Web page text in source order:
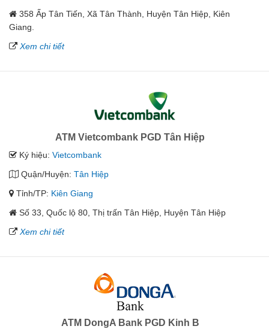
358 Ấp Tân Tiến, Xã Tân Thành, Huyện Tân Hiệp, Kiên
Giang.
Xem chi tiết
ATM Vietcombank PGD Tân Hiệp
Ký hiệu: Vietcombank
Quận/Huyện: Tân Hiệp
Tỉnh/TP: Kiên Giang
Số 33, Quốc lộ 80, Thị trấn Tân Hiệp, Huyện Tân Hiệp
Xem chi tiết
ATM DongA Bank PGD Kinh B